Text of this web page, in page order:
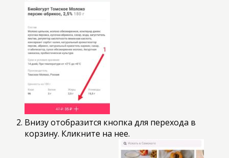
Внизу отобразится кнопка для перехода в
корзину. Кликните на нее.